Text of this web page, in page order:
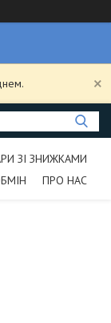
ЗІ ЗНИЖКАМИ
ПРО НАС